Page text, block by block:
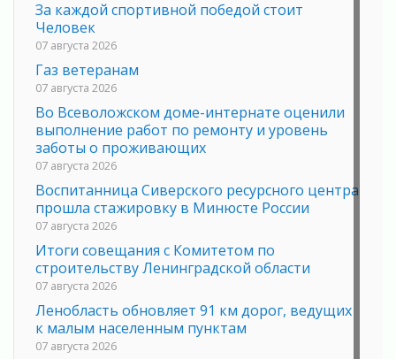
За каждой спортивной победой стоит
Человек
07 августа 2026
Газ ветеранам
07 августа 2026
Во Всеволожском доме-интернате оценили
выполнение работ по ремонту и уровень
заботы о проживающих
07 августа 2026
Воспитанница Сиверского ресурсного центра
прошла стажировку в Минюсте России
07 августа 2026
Итоги совещания с Комитетом по
строительству Ленинградской области
07 августа 2026
Ленобласть обновляет 91 км дорог, ведущих
к малым населенным пунктам
07 августа 2026